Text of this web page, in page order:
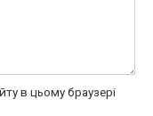
в цьому браузері